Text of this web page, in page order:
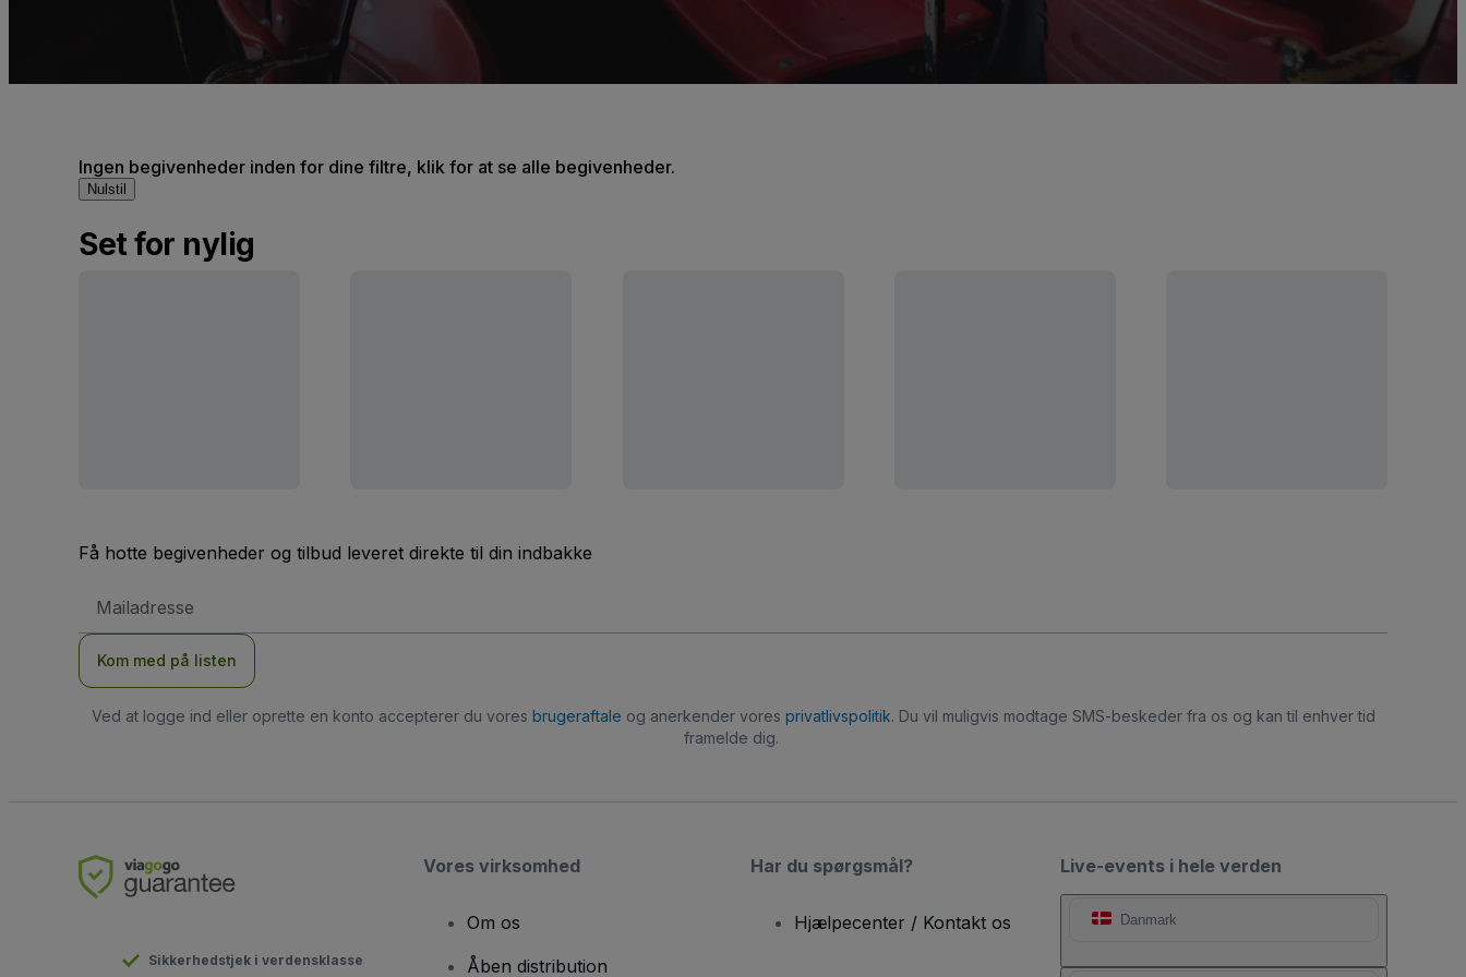
Ingen begivenheder inden for dine filtre, klik for at se alle begivenheder.
Nulstil
Set for nylig
Få hotte begivenheder og tilbud leveret direkte til din indbakke
adresse
Kom med på listen
Ved at logge ind eller oprette en konto accepterer du vores brugeraftale og anerkender vores privatlivspolitik. Du vil muligvis modtage SMS-beskeder fra os og kan til enhver tid
framelde dig.
Live-events i hele verden
Danmark
Sikkerhedstjek i verdensklasse
Vores virksomhed
Om os
Åben distribution
Har du spørgsmål?
Hjælpecenter / Kontakt os